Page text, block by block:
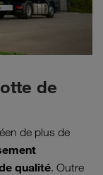
de
de plus de
qualité. Outre